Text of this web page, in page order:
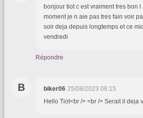
bonjour tiot c est vraiment tres bon
moment je n aie pas tres fain voir
soir deja depuis longtemps et ce
vendredi
Répondre
B biker06 25/08/2023 06:15
Hello Tiot<br /> <br /> Serait il deja